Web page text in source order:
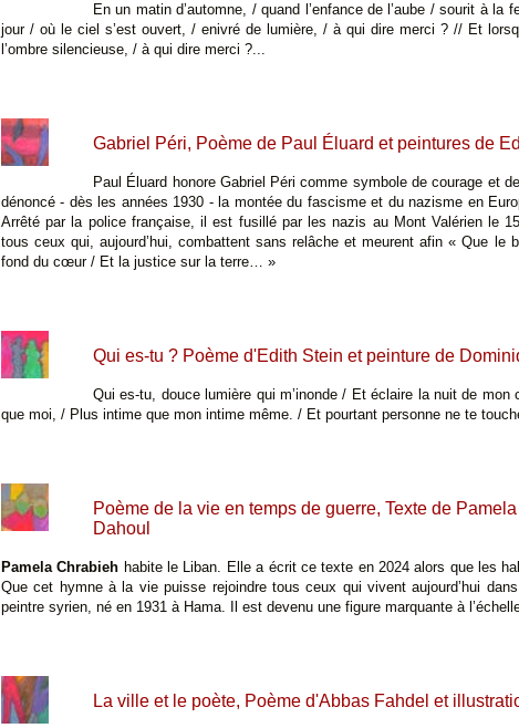
En un matin d’automne, / quand l’enfance de l’aube / sourit à
jour / où le ciel s’est ouvert, / enivré de lumière, / à qui dire merci ? // Et
l’ombre silencieuse, / à qui dire merci ?...
Gabriel Péri, Poème de Paul Éluard et peintures de
Paul Éluard honore Gabriel Péri comme symbole de courage et
dénoncé - dès les années 1930 - la montée du fascisme et du nazisme en
Arrêté par la police française, il est fusillé par les nazis au Mont Valérien le
tous ceux qui, aujourd’hui, combattent sans relâche et meurent afin « Que le
fond du cœur / Et la justice sur la terre… »
Qui es-tu ? Poème d'Edith Stein et peinture de
Qui es-tu, douce lumière qui m’inonde / Et éclaire la nuit de
que moi, / Plus intime que mon intime même. / Et pourtant personne ne te
Poème de la vie en temps de guerre, Texte de
Dahoul
Pamela Chrabieh habite le Liban. Elle a écrit ce texte en 2024 alors que les
Que cet hymne à la vie puisse rejoindre tous ceux qui vivent aujourd’hui
peintre syrien, né en 1931 à Hama. Il est devenu une figure marquante à
La ville et le poète, Poème d'Abbas Fahdel et